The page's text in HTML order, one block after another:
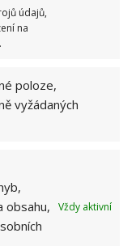
údajů,
na
poloze,
vyžádaných
obsahu,
Vždy aktivní
zemědělské
je již od malička
V podstatě vše, co je
[Více o autorovi]